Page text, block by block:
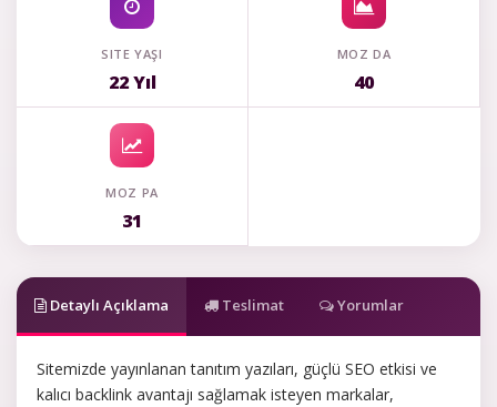
SITE YAŞI
22 Yıl
MOZ DA
40
MOZ PA
31
Detaylı Açıklama Teslimat Yorumlar
Sitemizde yayınlanan tanıtım yazıları, güçlü SEO etkisi ve
kalıcı backlink avantajı sağlamak isteyen markalar,